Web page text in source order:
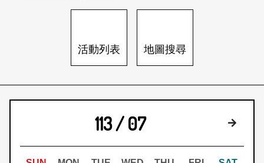
日本語 登入/註冊
活動列表 地圖搜尋
113 / 07 下個月